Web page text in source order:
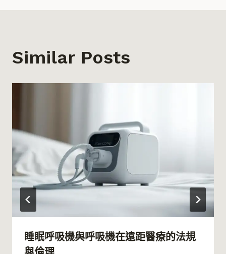
Similar Posts
睡眠呼吸機與呼吸機在遠距醫療的法規